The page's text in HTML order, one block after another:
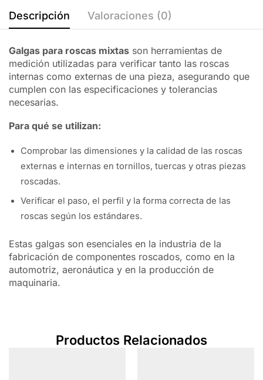
Descripción Valoraciones (0)
Galgas para roscas mixtas son herramientas de
medición utilizadas para verificar tanto las roscas
internas como externas de una pieza, asegurando que
cumplen con las especificaciones y tolerancias
necesarias.
Para qué se utilizan:
Comprobar las dimensiones y la calidad de las roscas
externas e internas en tornillos, tuercas y otras piezas
roscadas.
Verificar el paso, el perfil y la forma correcta de las
roscas según los estándares.
Estas galgas son esenciales en la industria de la
fabricación de componentes roscados, como en la
automotriz, aeronáutica y en la producción de
maquinaria.
Productos Relacionados